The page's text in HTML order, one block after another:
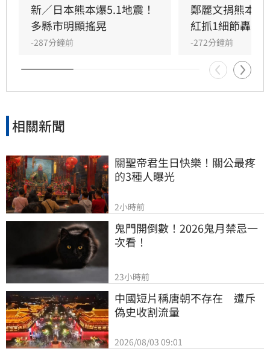
紅撻伐將台灣與中國並列。儘管品牌緊急修改銷
售區域並發布效忠聲明，但輿論仍不買單，網友
紛紛質疑其操作邏輯。面對排山倒海的酸言酸
語，品牌最終被迫限制留言權限以止血。此事件
再度凸顯政治敏感議題對品牌經營的巨大風險，
引發各界高度關注。
新／日本熊本爆5.1地震！
多縣市明顯搖晃
-287分鐘前
鄭麗文捐熊本
紅抓1細節轟辱
-272分鐘前
相關新聞
關聖帝君生日快樂！關公最疼
的3種人曝光
2小時前
鬼門開倒數！2026鬼月禁忌一
次看！
23小時前
中國短片稱唐朝不存在　遭斥
偽史收割流量
2026/08/03 09:01